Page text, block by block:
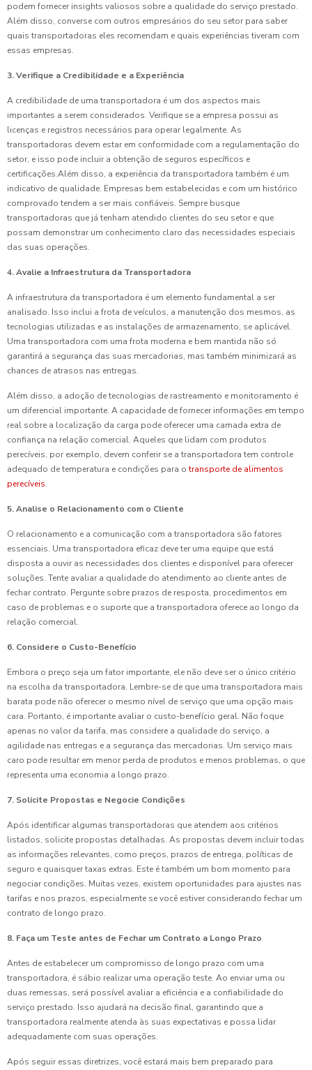
podem fornecer insights valiosos sobre a qualidade do serviço prestado.
Além disso, converse com outros empresários do seu setor para saber
quais transportadoras eles recomendam e quais experiências tiveram com
essas empresas.
3. Verifique a Credibilidade e a Experiência
A credibilidade de uma transportadora é um dos aspectos mais
importantes a serem considerados. Verifique se a empresa possui as
licenças e registros necessários para operar legalmente. As
transportadoras devem estar em conformidade com a regulamentação do
setor, e isso pode incluir a obtenção de seguros específicos e
certificações.Além disso, a experiência da transportadora também é um
indicativo de qualidade. Empresas bem estabelecidas e com um histórico
comprovado tendem a ser mais confiáveis. Sempre busque
transportadoras que já tenham atendido clientes do seu setor e que
possam demonstrar um conhecimento claro das necessidades especiais
das suas operações.
4. Avalie a Infraestrutura da Transportadora
A infraestrutura da transportadora é um elemento fundamental a ser
analisado. Isso inclui a frota de veículos, a manutenção dos mesmos, as
tecnologias utilizadas e as instalações de armazenamento, se aplicável.
Uma transportadora com uma frota moderna e bem mantida não só
garantirá a segurança das suas mercadorias, mas também minimizará as
chances de atrasos nas entregas.
Além disso, a adoção de tecnologias de rastreamento e monitoramento é
um diferencial importante. A capacidade de fornecer informações em tempo
real sobre a localização da carga pode oferecer uma camada extra de
confiança na relação comercial. Aqueles que lidam com produtos
perecíveis, por exemplo, devem conferir se a transportadora tem controle
adequado de temperatura e condições para otransporte de alimentos
perecíveis.
5. Analise o Relacionamento com o Cliente
O relacionamento e a comunicação com a transportadora são fatores
essenciais. Uma transportadora eficaz deve ter uma equipe que está
disposta a ouvir as necessidades dos clientes e disponível para oferecer
soluções. Tente avaliar a qualidade do atendimento ao cliente antes de
fechar contrato. Pergunte sobre prazos de resposta, procedimentos em
caso de problemas e o suporte que a transportadora oferece ao longo da
relação comercial.
6. Considere o Custo-Benefício
Embora o preço seja um fator importante, ele não deve ser o único critério
na escolha da transportadora. Lembre-se de que uma transportadora mais
barata pode não oferecer o mesmo nível de serviço que uma opção mais
cara. Portanto, é importante avaliar o custo-benefício geral. Não foque
apenas no valor da tarifa, mas considere a qualidade do serviço, a
agilidade nas entregas e a segurança das mercadorias. Um serviço mais
caro pode resultar em menor perda de produtos e menos problemas, o que
representa uma economia a longo prazo.
7. Solicite Propostas e Negocie Condições
Após identificar algumas transportadoras que atendem aos critérios
listados, solicite propostas detalhadas. As propostas devem incluir todas
as informações relevantes, como preços, prazos de entrega, políticas de
seguro e quaisquer taxas extras. Este é também um bom momento para
negociar condições. Muitas vezes, existem oportunidades para ajustes nas
tarifas e nos prazos, especialmente se você estiver considerando fechar um
contrato de longo prazo.
8. Faça um Teste antes de Fechar um Contrato a Longo Prazo
Antes de estabelecer um compromisso de longo prazo com uma
transportadora, é sábio realizar uma operação teste. Ao enviar uma ou
duas remessas, será possível avaliar a eficiência e a confiabilidade do
serviço prestado. Isso ajudará na decisão final, garantindo que a
transportadora realmente atenda às suas expectativas e possa lidar
adequadamente com suas operações.
Após seguir essas diretrizes, você estará mais bem preparado para